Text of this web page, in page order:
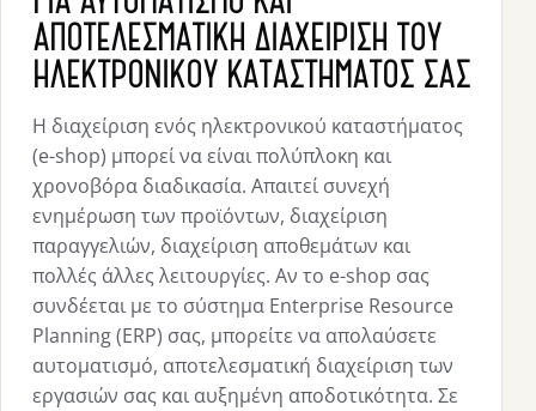
ΑΠΟΤΕΛΕΣΜΑΤΙΚΉ ΔΙΑΧΕΊΡΙΣΗ ΤΟΥ
ΗΛΕΚΤΡΟΝΙΚΟΎ ΚΑΤΑΣΤΉΜΑΤΟΣ ΣΑΣ
Η διαχείριση ενός ηλεκτρονικού καταστήματος
(e-shop) μπορεί να είναι πολύπλοκη και
χρονοβόρα διαδικασία. Απαιτεί συνεχή
ενημέρωση των προϊόντων, διαχείριση
παραγγελιών, διαχείριση αποθεμάτων και
πολλές άλλες λειτουργίες. Αν το e-shop σας
συνδέεται με το σύστημα Enterprise Resource
Planning (ERP) σας, μπορείτε να απολαύσετε
αυτοματισμό, αποτελεσματική διαχείριση των
εργασιών σας και αυξημένη αποδοτικότητα. Σε